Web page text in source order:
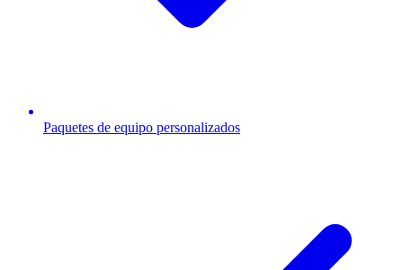
Paquetes de equipo personalizados